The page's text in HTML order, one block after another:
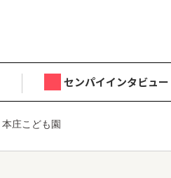
センパイインタビュー
庄こども園